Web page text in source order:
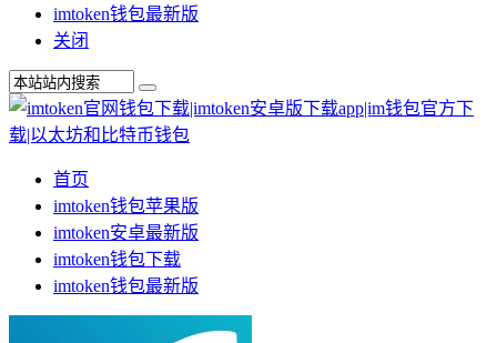
imtoken钱包最新版
关闭
首页
imtoken钱包苹果版
imtoken安卓最新版
imtoken钱包下载
imtoken钱包最新版